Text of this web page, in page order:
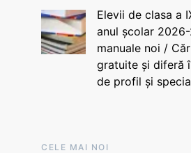
Elevii de clasa a
anul școlar
manuale noi /
gratuite și diferă
de profil și
CELE MAI NOI